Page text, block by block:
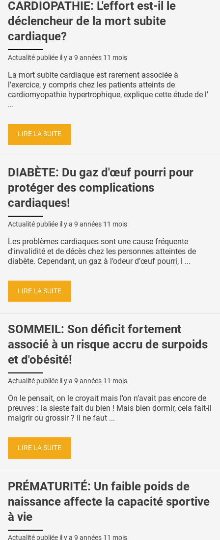
CARDIOPATHIE: L'effort est-il le
déclencheur de la mort subite
cardiaque?
Actualité publiée il y a 9 années 11 mois
La mort subite cardiaque est rarement associée à
l'exercice, y compris chez les patients atteints de
cardiomyopathie hypertrophique, explique cette étude de l'
...
LIRE LA SUITE
DIABÈTE: Du gaz d'œuf pourri pour
protéger des complications
cardiaques!
Actualité publiée il y a 9 années 11 mois
Les problèmes cardiaques sont une cause fréquente
d'invalidité et de décès chez les personnes atteintes de
diabète. Cependant, un gaz à l’odeur d’œuf pourri, l ...
LIRE LA SUITE
SOMMEIL: Son déficit fortement
associé à un risque accru de surpoids
et d'obésité!
Actualité publiée il y a 9 années 11 mois
On le pensait, on le croyait mais l’on n’avait pas encore de
preuves : la sieste fait du bien ! Mais bien dormir, cela fait-il
maigrir ou grossir ? Il ne faut ...
LIRE LA SUITE
PRÉMATURITÉ: Un faible poids de
naissance affecte la capacité sportive
à vie
Actualité publiée il y a 9 années 11 mois